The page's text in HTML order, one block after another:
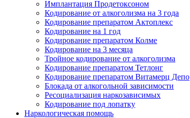
Имплантация Продетоксоном
Кодирование от алкоголизма на 3 года
Кодирование препаратом Актоплекс
Кодирование на 1 год
Кодирование препаратом Колме
Кодирование на 3 месяца
Тройное кодирование от алкоголизма
Кодирование препаратом Тетлонг
Кодирование препаратом Витамерц Депо
Блокада от алкогольной зависимости
Ресоциализация наркозависимых
Кодирование под лопатку
Наркологическая помощь